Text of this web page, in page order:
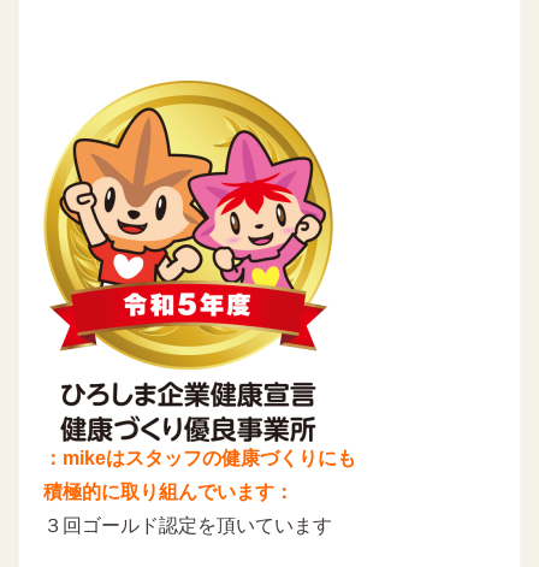
：mikeはスタッフの健康づくりにも
積極的に取り組んでいます：
３回ゴールド認定を頂いています